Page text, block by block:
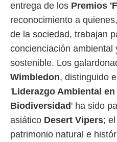
entrega de los Premios
reconocimiento a
de la sociedad, trabajan
concienciación ambiental
sostenible. Los
Wimbledon, distinguido
'Liderazgo Ambiental
Biodiversidad ' ha sido
asiático Desert Vipers;
patrimonio natural e